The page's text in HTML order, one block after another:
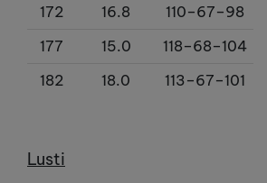
172
16.8
110–67–98
177
15.0
118–68–104
182
18.0 113–67–101
Výrobce
Lusti